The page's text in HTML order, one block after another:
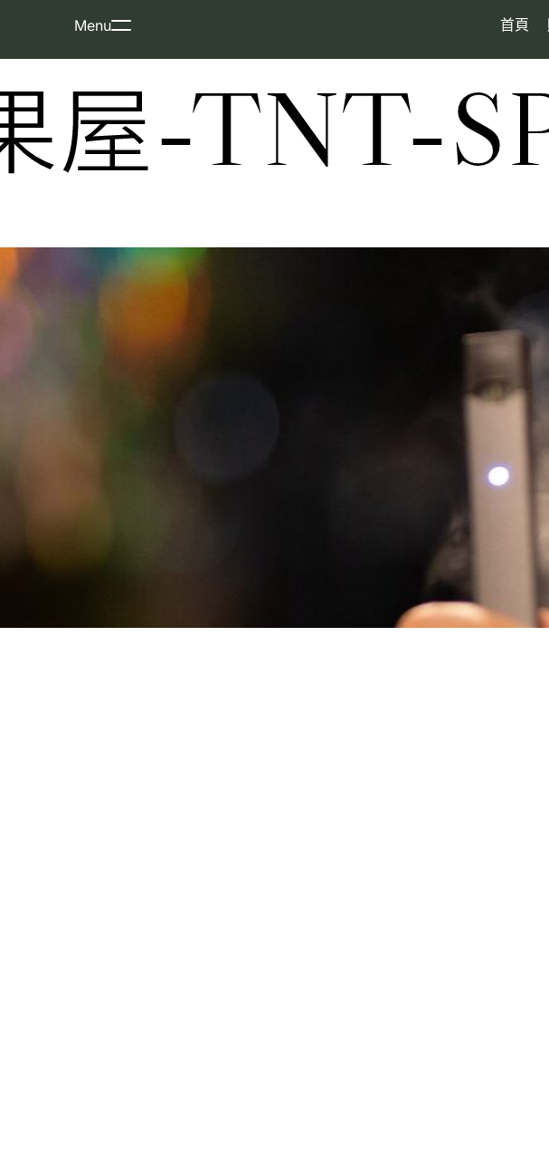
Menu 首頁
屋-TNT-